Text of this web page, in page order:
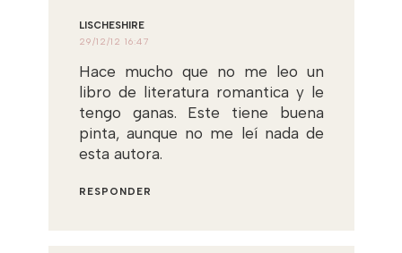
LISCHESHIRE
29/12/12 16:47
Hace mucho que no me leo un
libro de literatura romantica y le
tengo ganas. Este tiene buena
pinta, aunque no me leí nada de
esta autora.
RESPONDER